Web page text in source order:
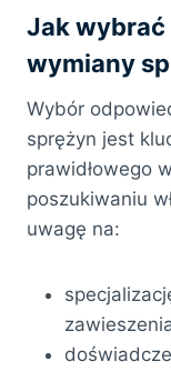
Jak
wymiany
Wybór
sprężyn jest
prawidłowego
poszukiwaniu
uwagę na: